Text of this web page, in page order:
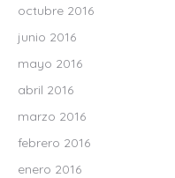
octubre 2016
junio 2016
mayo 2016
abril 2016
marzo 2016
febrero 2016
enero 2016